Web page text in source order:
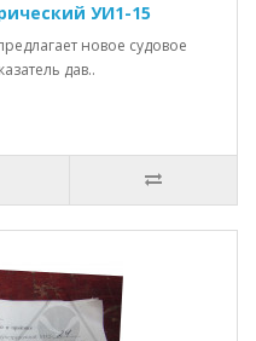
УИ1-15
новое судовое
дав..